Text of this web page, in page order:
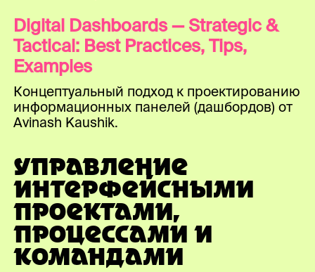
Digital Dashboards — Strategic &
Tactical: Best Practices, Tips,
Examples
Концептуальный подход к проектированию
информационных панелей (дашбордов) от
Avinash Kaushik.
УПРАВЛЕНИЕ
ИНТЕРФЕЙСНЫМИ
ПРОЕКТАМИ,
ПРОЦЕССАМИ И
КОМАНДАМИ